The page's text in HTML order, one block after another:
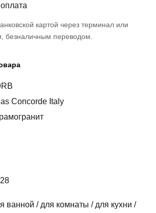
картой через терминал или
безналичным переводом.
Concorde Italy
ванной / для комнаты / для кухни /